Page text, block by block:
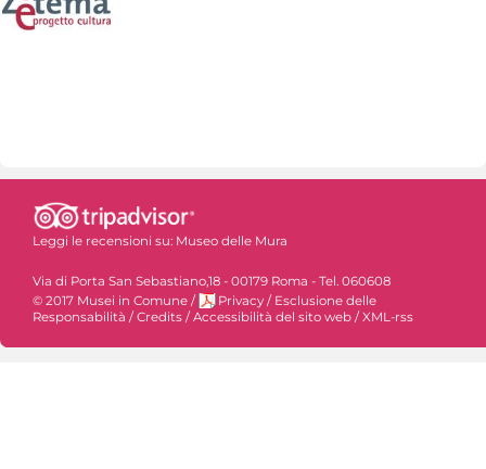
Leggi le recensioni su: Museo delle Mura
Via di Porta San Sebastiano,18 - 00179 Roma - Tel. 060608
© 2017 Musei in Comune / Privacy / Esclusione delle
Responsabilità /Credits /Accessibilità del sito web /XML-rss